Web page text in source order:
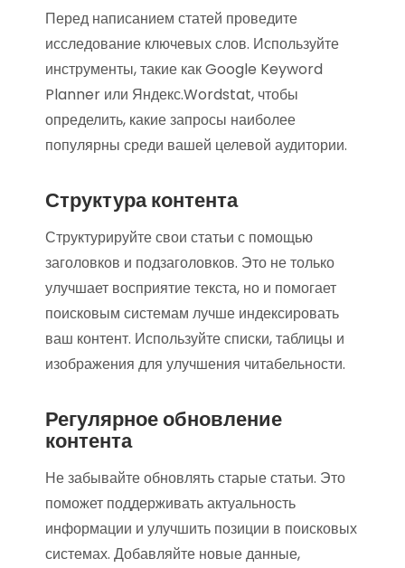
Перед написанием статей проведите
исследование ключевых слов. Используйте
инструменты, такие как Google Keyword
Planner или Яндекс.Wordstat, чтобы
определить, какие запросы наиболее
популярны среди вашей целевой аудитории.
Структура контента
Структурируйте свои статьи с помощью
заголовков и подзаголовков. Это не только
улучшает восприятие текста, но и помогает
поисковым системам лучше индексировать
ваш контент. Используйте списки, таблицы и
изображения для улучшения читабельности.
Регулярное обновление
контента
Не забывайте обновлять старые статьи. Это
поможет поддерживать актуальность
информации и улучшить позиции в поисковых
системах. Добавляйте новые данные,